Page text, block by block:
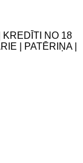
NO 18
| PATĒRIŅA |